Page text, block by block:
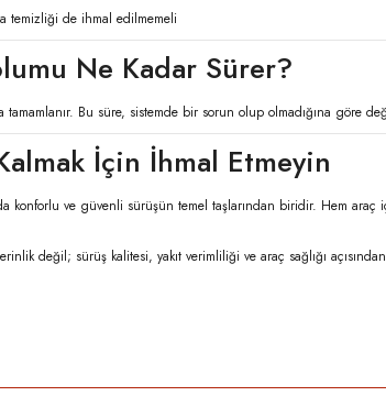
temizliği de ihmal edilmemeli
Ne Kadar Sürer?
tamamlanır. Bu süre, sistemde bir sorun olup olmadığına göre
İçin İhmal Etmeyin
konforlu ve güvenli sürüşün temel taşlarından biridir. Hem
değil; sürüş kalitesi, yakıt verimliliği ve araç sağlığı